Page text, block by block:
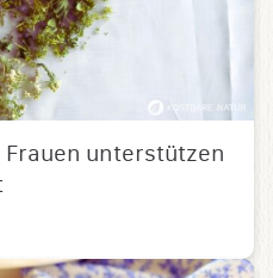
unterstützen